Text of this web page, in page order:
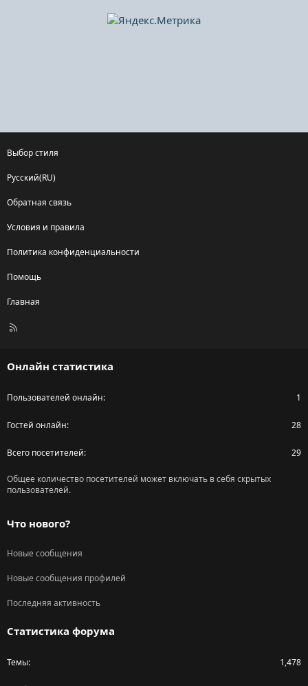
Выбор стиля
Русский(RU)
Обратная связь
Условия и правила
Политика конфиденциальности
Помощь
Главная
R
Онлайн статистика
Пользователей онлайн 1
Гостей онлайн 28
Всего посетителей 29
Общее количество посетителей может включать в себя скрытых
пользователей.
Что нового?
Новые сообщения
Новые сообщения профилей
Последняя активность
Статистика форума
Темы 1,478